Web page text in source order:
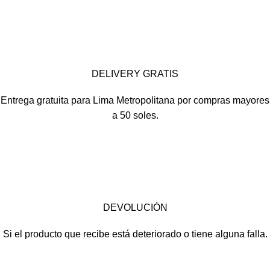
DELIVERY GRATIS
Entrega gratuita para Lima Metropolitana por compras mayores
a 50 soles.
DEVOLUCIÓN
Si el producto que recibe está deteriorado o tiene alguna falla.